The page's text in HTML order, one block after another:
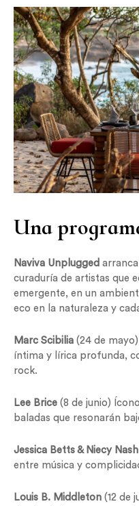
Una
Naviva Unplugged
curaduría de artistas que
emergente, en un
eco en la naturaleza y
Marc Scibilia (24 de
íntima y lírica profunda,
rock.
Lee Brice (8 de junio)
baladas que resonarán
Jessica Betts & Niecy Nash
entre música y
Louis B. Middleton (12 de